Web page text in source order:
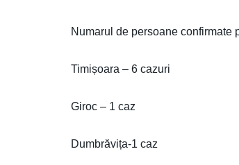
Numarul de persoane confirmate
Timișoara – 6 cazuri
Giroc – 1 caz
Dumbrăvița-1 caz